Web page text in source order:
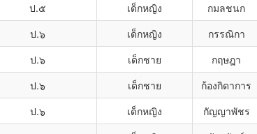
ป.๕ เด็กหญิง กมลชนก
ป.๖ เด็กหญิง กรรณิกา
ป.๖ เด็กชาย กฤษฎา
ป.๖ เด็กชาย ก้องกิดาการ
ป.๖ เด็กหญิง กัญญาพัชร